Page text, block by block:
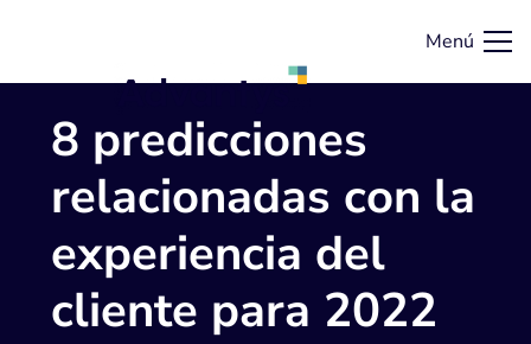
Menú
8 predicciones
relacionadas con la
experiencia del
cliente para 2022